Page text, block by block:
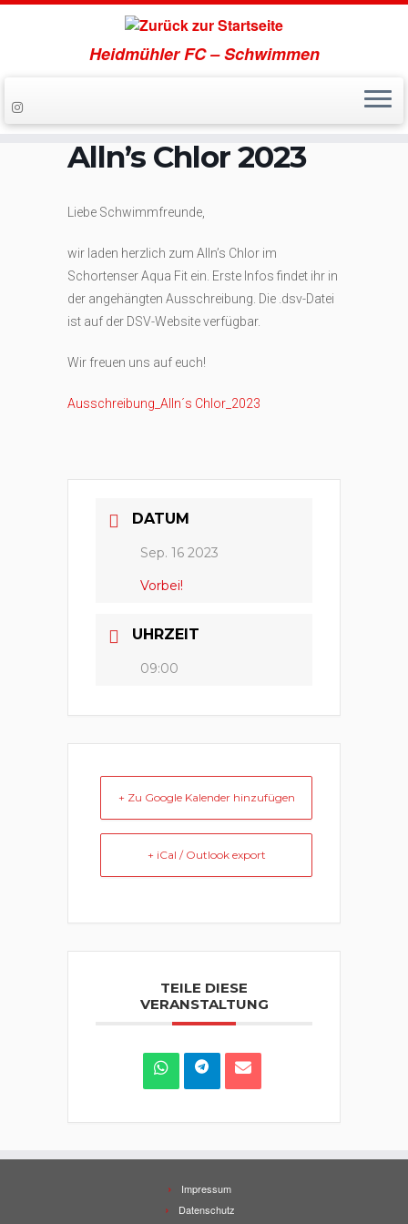
Zum
Inhalt
Heidmühler FC – Schwimmen
Alln’s Chlor 2023
Liebe Schwimmfreunde,
wir laden herzlich zum Alln’s Chlor im
Schortenser Aqua Fit ein. Erste Infos findet ihr in
der angehängten Ausschreibung. Die .dsv-Datei
ist auf der DSV-Website verfügbar.
Wir freuen uns auf euch!
Ausschreibung_Alln´s Chlor_2023
DATUM
Sep. 16 2023
Vorbei!
UHRZEIT
09:00
+ Zu Google Kalender hinzufügen
+ iCal / Outlook export
TEILE DIESE
VERANSTALTUNG
Impressum
Datenschutz